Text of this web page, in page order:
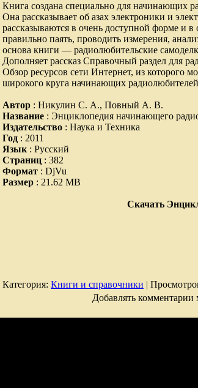
Книга создана специально для начинающих
Она рассказывает об азах электроники и
рассказываются в очень доступной форме и
правильно паять, проводить измерения,
основа книги — радиолюбительские
Дополняет рассказ Справочный раздел для
Обзор ресурсов сети Интернет, из которого
широкого круга начинающих
Автор : Никулин С. А., Повный А. В.
Название : Энциклопедия начинающего
Издательство : Наука и Техника
Год : 2011
Язык : Русский
Страниц : 382
Формат : DjVu
Размер : 21.62 MB
Скачать
Категория: Книги и справочники |
Добавлять комментарии